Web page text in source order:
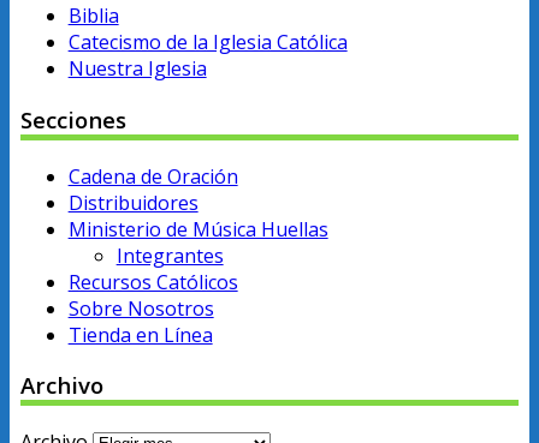
Biblia
Catecismo de la Iglesia Católica
Nuestra Iglesia
Secciones
Cadena de Oración
Distribuidores
Ministerio de Música Huellas
Integrantes
Recursos Católicos
Sobre Nosotros
Tienda en Línea
Archivo